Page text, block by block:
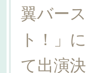
翼バー
ト！」
て出演